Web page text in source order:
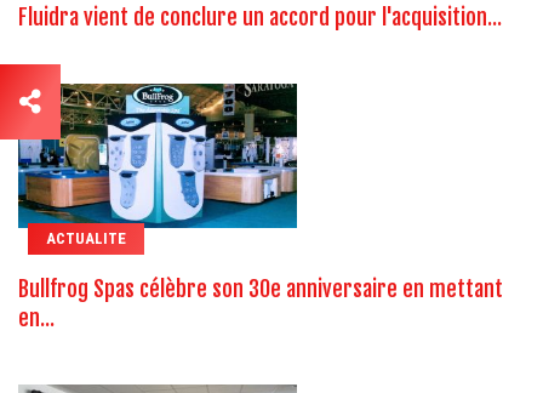
Fluidra vient de conclure un accord pour l'acquisition...
ACTUALITE
Bullfrog Spas célèbre son 30e anniversaire en mettant
en...